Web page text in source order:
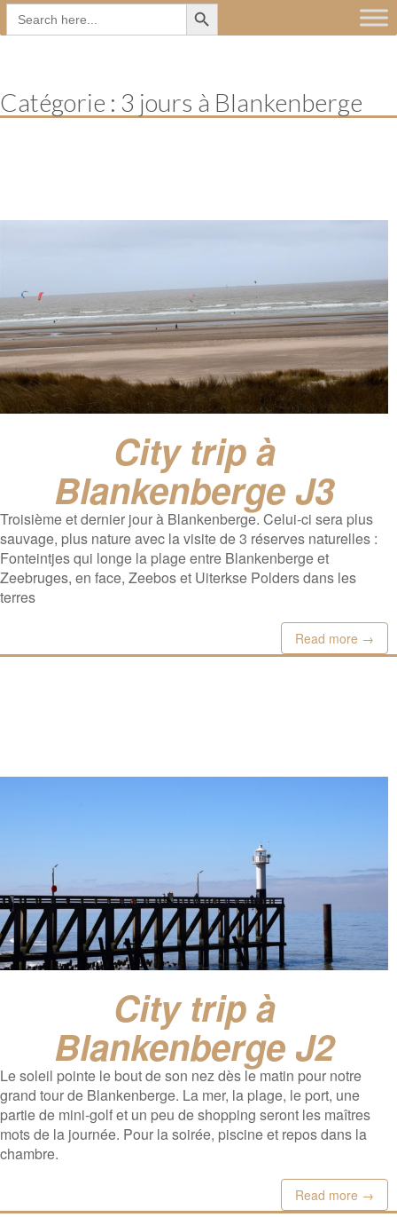
Search
for:
Main
menu
Skip
Catégorie : 3 jours à Blankenberge
City trip à
Blankenberge J3
Troisième et dernier jour à Blankenberge. Celui-ci sera plus
sauvage, plus nature avec la visite de 3 réserves naturelles :
Fonteintjes qui longe la plage entre Blankenberge et
Zeebruges, en face, Zeebos et Uiterkse Polders dans les
terres
Read more →
City trip à
Blankenberge J2
Le soleil pointe le bout de son nez dès le matin pour notre
grand tour de Blankenberge. La mer, la plage, le port, une
partie de mini-golf et un peu de shopping seront les maîtres
mots de la journée. Pour la soirée, piscine et repos dans la
chambre.
Read more →